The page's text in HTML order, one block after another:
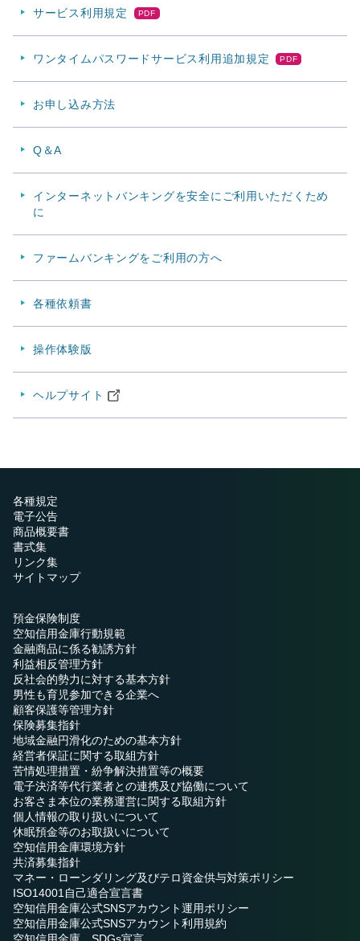
サービス利用規定 PDF
ワンタイムパスワードサービス利用追加規定 PDF
お申し込み方法
Q＆A
インターネットバンキングを安全にご利用いただくため
に
ファームバンキングをご利用の方へ
各種依頼書
操作体験版
ヘルプサイト
各種規定
電子公告
商品概要書
書式集
リンク集
サイトマップ
預金保険制度
空知信用金庫行動規範
金融商品に係る勧誘方針
利益相反管理方針
反社会的勢力に対する基本方針
男性も育児参加できる企業へ
顧客保護等管理方針
保険募集指針
地域金融円滑化のための基本方針
経営者保証に関する取組方針
苦情処理措置・紛争解決措置等の概要
電子決済等代行業者との連携及び協働について
お客さま本位の業務運営に関する取組方針
個人情報の取り扱いについて
休眠預金等のお取扱いについて
空知信用金庫環境方針
共済募集指針
マネー・ローンダリング及びテロ資金供与対策ポリシー
ISO14001自己適合宣言書
空知信用金庫公式SNSアカウント運用ポリシー
空知信用金庫公式SNSアカウント利用規約